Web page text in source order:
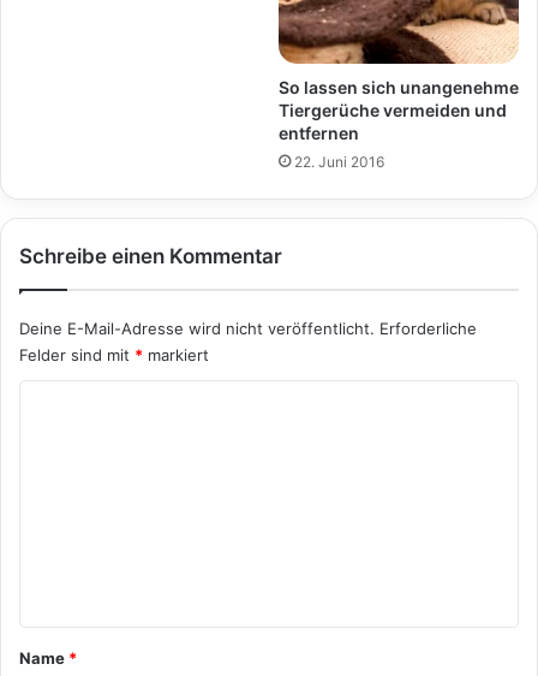
So lassen sich unangenehme
Tiergerüche vermeiden und
entfernen
22. Juni 2016
Schreibe einen Kommentar
Deine E-Mail-Adresse wird nicht veröffentlicht. Erforderliche
Felder sind mit * markiert
a
Name *